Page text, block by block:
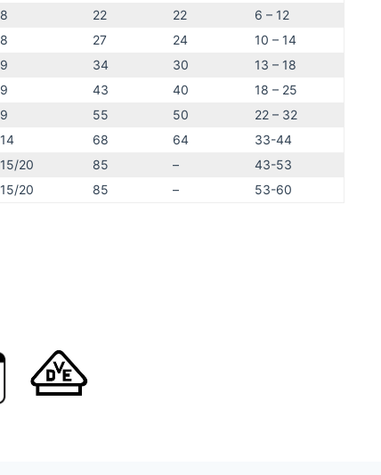
8 22 22
6 – 12
8 27 24
10 – 14
9 34 30
13 – 18
9 43 40
18 – 25
9 55 50
22 – 32
14 68 64
33-44
15/20 85 –
43-53
15/20 85 – 53-60